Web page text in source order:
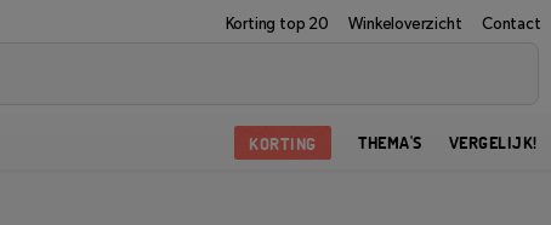
Korting top 20 Winkeloverzicht Contact
VERGELIJK!
THEMA'S
KORTING